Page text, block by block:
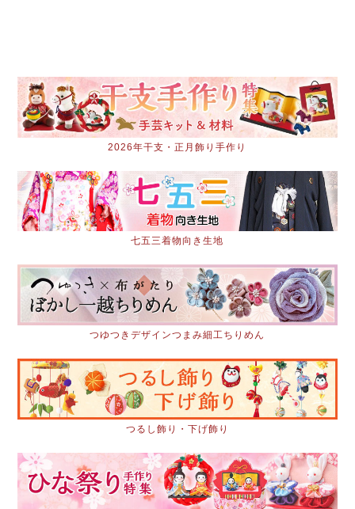
2026年干支・正月飾り手作り
七五三着物向き生地
つゆつきデザインつまみ細工ちりめん
つるし飾り・下げ飾り